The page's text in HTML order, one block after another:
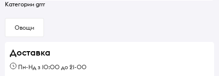
Категории grrr
Овощи
Доставка
Пн-Нд з 10:00 до 21-00